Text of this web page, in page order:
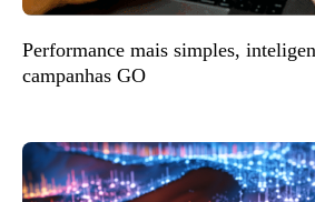
Performance mais simples,
campanhas GO